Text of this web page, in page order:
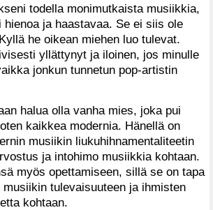
todella monimutkaista musiikkia,
hienoa ja haastavaa. Se ei siis ole
he oikean miehen luo tulevat.
yllättynyt ja iloinen, jos minulle
jonkun tunnetun pop-artistin
halua olla vanha mies, joka pui
kaikkea modernia. Hänellä on
musiikin liukuhihnamentaliteetin
ja intohimo musiikkia kohtaan.
myös opettamiseen, sillä se on tapa
tulevaisuuteen ja ihmisten
kohtaan.